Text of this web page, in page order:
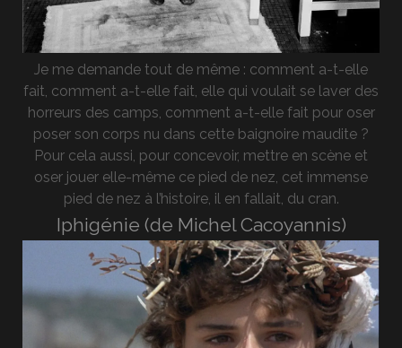
Je me demande tout de même : comment a-t-elle
fait, comment a-t-elle fait, elle qui voulait se laver des
horreurs des camps, comment a-t-elle fait pour oser
poser son corps nu dans cette baignoire maudite ?
Pour cela aussi, pour concevoir, mettre en scène et
oser jouer elle-même ce pied de nez, cet immense
pied de nez à l’histoire, il en fallait, du cran.
Iphigénie (de Michel Cacoyannis)